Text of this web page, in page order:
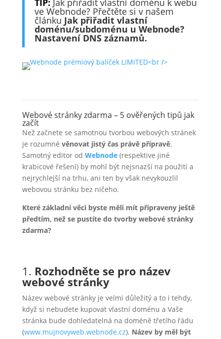
TIP: Jak přiřadit vlastní doménu k webu
ve Webnode? Přečtěte si v našem
článku Jak přiřadit vlastní
doménu/subdoménu u Webnode?
Nastavení DNS záznamů.
Webové stránky zdarma – 5 ověřených tipů jak
začít
Než začnete se samotnou tvorbou webových stránek
je rozumné věnovat jistý čas právě přípravě.
Samotný editor od Webnode(respektive jiné
krabicové řešení) by mohl být nejsnazší na použití a
nejrychlejší na trhu, ani ten by však nevykouzlil
webovou stránku bez ničeho.
Které základní věci byste měli mít připraveny ještě
předtím, než se pustíte do tvorby webové stránky
zdarma?
1. Rozhodněte se pro název
webové stránky
Název webové stránky je velmi důležitý a to i tehdy,
když si nebudete kupovat vlastní doménu a Vaše
stránka bude dohledatelná na doméně třetího řádu
(www.mujnovyweb.webnode.cz). Název by měl být